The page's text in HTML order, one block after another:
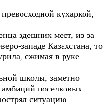
кухаркой,
здешних мест, из-за
западе Казахстана, то
сжимая в руке
школы, заметно
поселковых
ситуацию